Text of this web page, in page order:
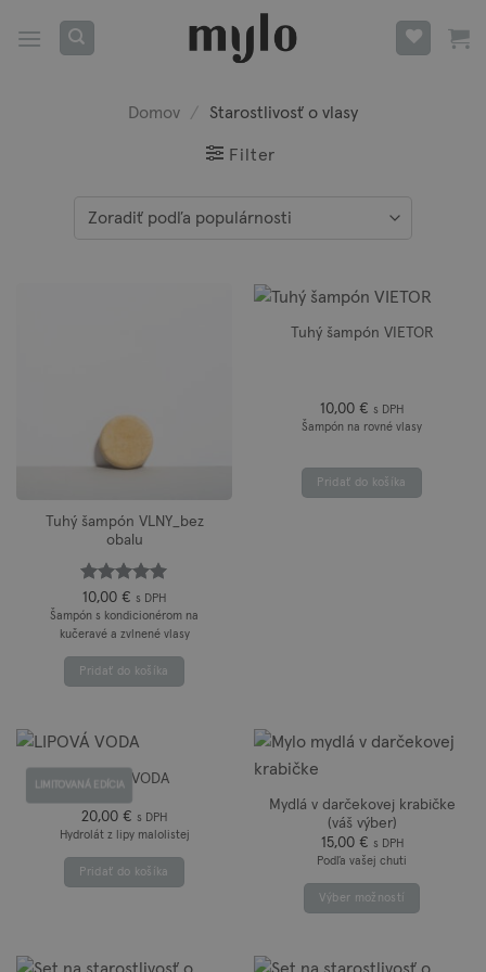
Domov / Starostlivosť o vlasy
Filter
Tuhý šampón VLNY_bez
obalu
Hodnotenie
5z 5
10,00 € s DPH
Šampón s kondicionérom na
kučeravé a zvlnené vlasy
Pridať do košíka
Tuhý šampón VIETOR
10,00 € s DPH
Šampón na rovné vlasy
Pridať do košíka
LIMITOVANÁ EDÍCIA
LIPOVÁ VODA
20,00 € s DPH
Hydrolát z lipy malolistej
Pridať do košíka
Mydlá v darčekovej krabičke
(váš výber)
15,00 € s DPH
Podľa vašej chuti
Výber možností